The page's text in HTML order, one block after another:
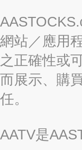
網站／應用
之正確性或
而展示、購
任。
AATV是